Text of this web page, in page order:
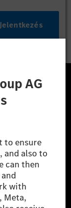
Jelentkezés
AG) a
és
vezető
Mobility
és
mobilitási